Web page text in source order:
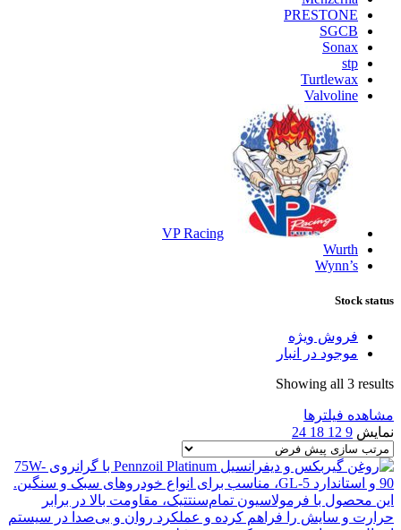
PRESTONE
SGCB
Sonax
stp
Turtlewax
Valvoline
VP Racing
Wurth
Wynn’s
Stock status
فروش ویژه
موجود در انبار
Showing all 3 results
مشاهده فیلترها
نمایش 9
12
18
24